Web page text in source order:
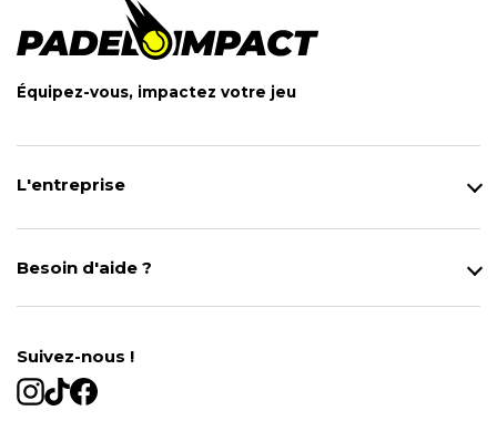
Équipez-vous, impactez votre jeu
L'entreprise
Besoin d'aide ?
Contact
Gestion des cookies
Suivez-nous !